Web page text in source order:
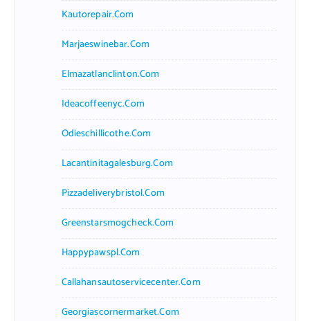
Kautorepair.com
Marjaeswinebar.com
Elmazatlanclinton.com
Ideacoffeenyc.com
Odieschillicothe.com
Lacantinitagalesburg.com
Pizzadeliverybristol.com
Greenstarsmogcheck.com
Happypawspl.com
Callahansautoservicecenter.com
Georgiascornermarket.com